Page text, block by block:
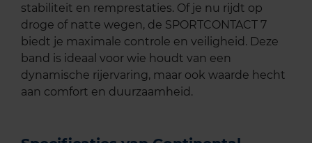
stabiliteit en remprestaties. Of je nu rijdt op
droge of natte wegen, de SPORTCONTACT 7
biedt je maximale controle en veiligheid. Deze
band is ideaal voor wie houdt van een
dynamische rijervaring, maar ook waarde hecht
aan comfort en duurzaamheid.